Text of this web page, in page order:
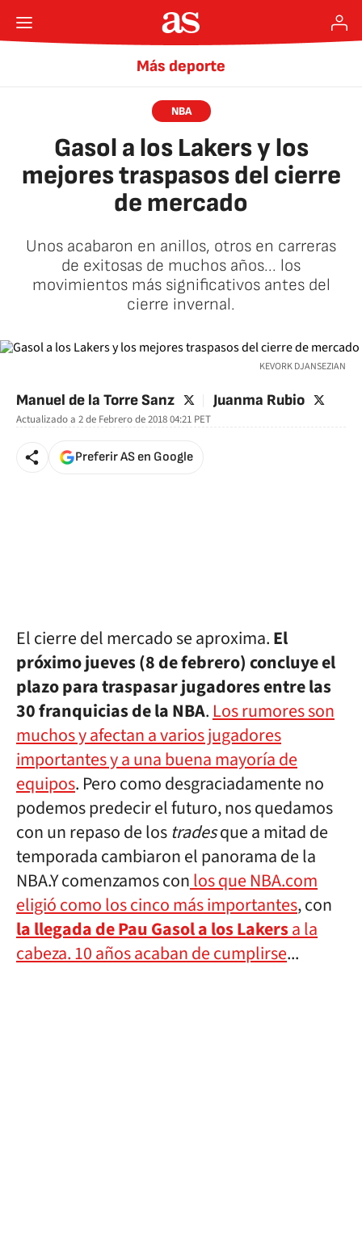
Más deporte
NBA
Gasol a los Lakers y los
mejores traspasos del cierre
de mercado
Unos acabaron en anillos, otros en carreras
de exitosas de muchos años... los
movimientos más significativos antes del
cierre invernal.
KEVORK DJANSEZIAN
Manuel de la Torre Sanz twitterJuanma Rubio twitter
Actualizado a 2 de Febrero de 2018 04:21 PET
Preferir AS en Google
El cierre del mercado se aproxima.El
próximo jueves (8 de febrero) concluye el
plazo para traspasar jugadores entre las
30 franquicias de la NBA. Los rumores son
muchos y afectan a varios jugadores
importantes y a una buena mayoría de
equipos. Pero como desgraciadamente no
podemos predecir el futuro, nos quedamos
con un repaso de lostradesque a mitad de
temporada cambiaron el panorama de la
NBA.Y comenzamos conlos que NBA.com
eligió como los cinco más importantes, con
la llegada de Pau Gasol a los Lakersa la
cabeza. 10 años acaban de cumplirse...